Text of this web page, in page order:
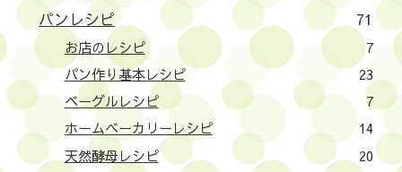
パンレシピ 71
お店のレシピ
7
パン作り基本レシピ
23
ベーグルレシピ
7
ホームベーカリーレシピ
14
天然酵母レシピ
20